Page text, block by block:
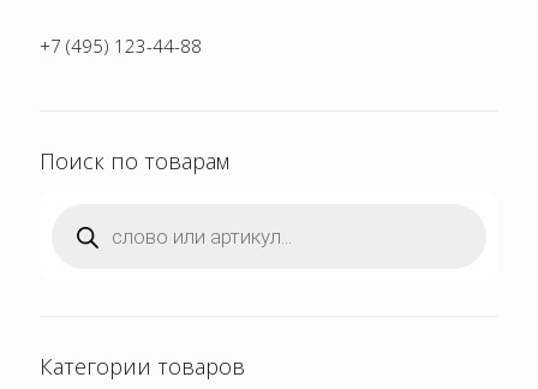
+7 (495) 123-44-88
Поиск по товарам
товаров
Категории товаров